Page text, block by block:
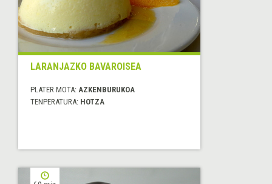
LARANJAZKO BAVAROISEA
PLATER MOTA: AZKENBURUKOA
TENPERATURA: HOTZA